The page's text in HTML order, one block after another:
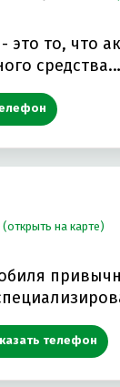
то, что
(открыть на карте)
телефон